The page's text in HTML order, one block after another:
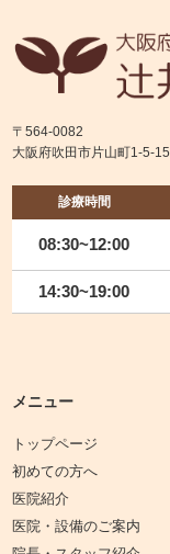
〒564-0082
大阪府吹田市片山町1-5-15
診療時間
08:30~12:00
14:30~19:00
メニュー
トップページ
初めての方へ
医院紹介
医院・設備のご案内